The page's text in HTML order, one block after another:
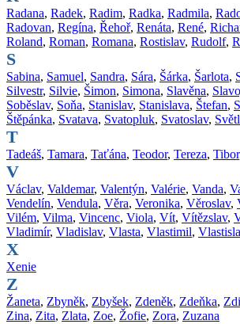
Radana, Radek, Radim, Radka, Radmila,
Radovan, Regína, Řehoř, Renáta, René,
Roland, Roman, Romana, Rostislav, Rudolf,
S
Sabina, Samuel, Sandra, Sára, Šárka, Šarlota,
Silvestr, Silvie, Šimon, Simona, Slavěna,
Soběslav, Soňa, Stanislav, Stanislava, Štefan,
Štěpánka, Svatava, Svatopluk, Svatoslav,
T
Tadeáš, Tamara, Taťána, Teodor, Tereza, Tibor
V
Václav, Valdemar, Valentýn, Valérie, Vanda,
Vendelín, Vendula, Věra, Veronika, Věroslav,
Vilém, Vilma, Vincenc, Viola, Vít, Vítězslav,
Vladimír, Vladislav, Vlasta, Vlastimil,
X
Xenie
Z
Žaneta, Zbyněk, Zbyšek, Zdeněk, Zdeňka,
Zina, Zita, Zlata, Zoe, Žofie, Zora, Zuzana